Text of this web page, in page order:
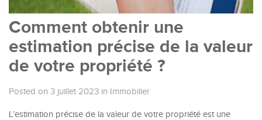
Comment obtenir une
estimation précise de la valeur
de votre propriété ?
Posted on 3 juillet 2023 in Immobilier
L’estimation précise de la valeur de votre propriété est une